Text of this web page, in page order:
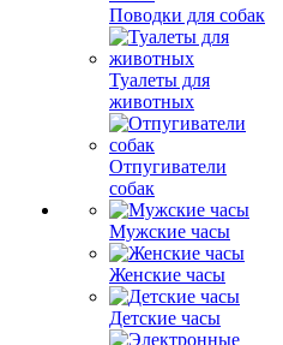
Поводки для собак
Туалеты для
животных
Отпугиватели
собак
Мужские часы
Женские часы
Детские часы